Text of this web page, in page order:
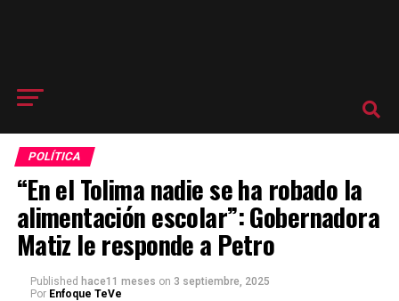
POLÍTICA
“En el Tolima nadie se ha robado la
alimentación escolar”: Gobernadora
Matiz le responde a Petro
Published hace11 meses on 3 septiembre, 2025
Por Enfoque TeVe